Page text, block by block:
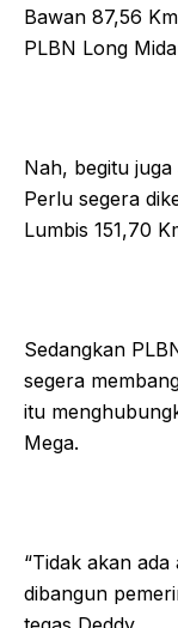
Bawan 87,56
PLBN Long
Nah, begitu
Perlu segera
Lumbis 151,70
Sedangkan
segera
itu
Mega.
“Tidak akan
dibangun